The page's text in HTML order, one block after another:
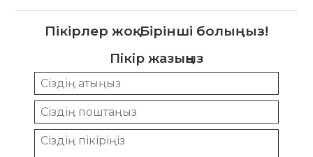
Пікірлер жоқ. Бірінші болыңыз!
Пікір жазыңыз